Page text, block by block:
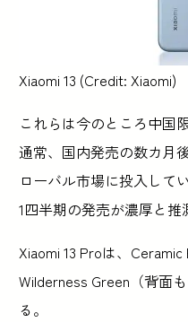
Xiaomi 13 (Credit: Xiaomi)
これらは今のところ中国
通常、国内発売の数カ月
ローバル市場に投入して
1四半期の発売が濃厚と推
Xiaomi 13 Proは、Ceramic
Wilderness Green（背面
る。